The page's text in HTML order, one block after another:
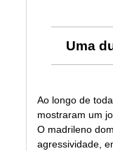
Uma
Ao longo de
mostraram um
O madrileno
agressividade,